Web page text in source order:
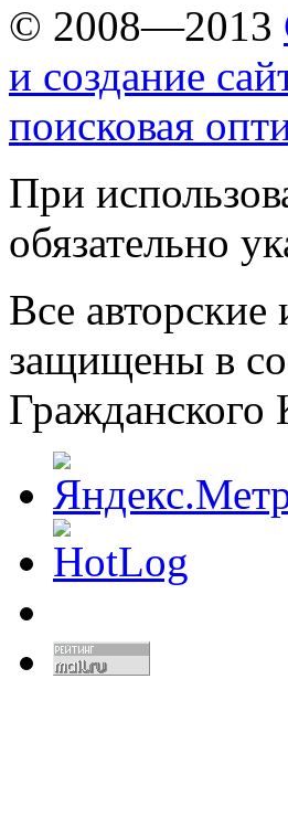
© 2008—2013
и создание
поисковая
При
обязательно
Все
защищены в
Гражданского